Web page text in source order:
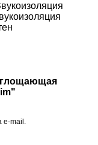
e-mail.